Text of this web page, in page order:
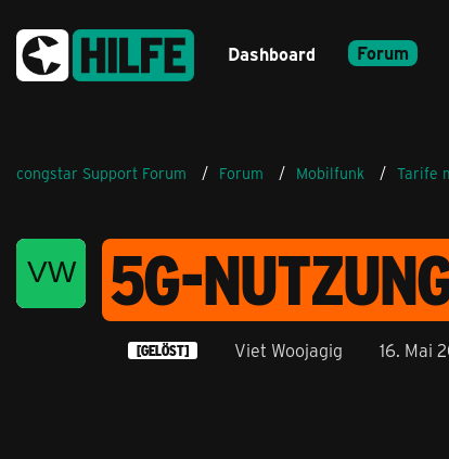
Dashboard Forum
congstar Support Forum Forum Mobilfunk Tarife
5G-
[GELÖST] Viet Woojagig 16. Mai